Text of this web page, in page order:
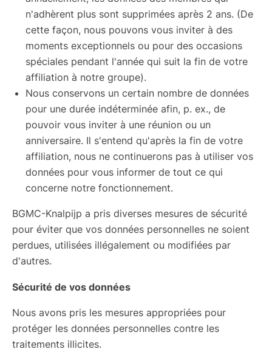
n'adhèrent plus sont supprimées après 2 ans. (De
cette façon, nous pouvons vous inviter à des
moments exceptionnels ou pour des occasions
spéciales pendant l'année qui suit la fin de votre
affiliation à notre groupe).
Nous conservons un certain nombre de données
pour une durée indéterminée afin, p. ex., de
pouvoir vous inviter à une réunion ou un
anniversaire. Il s'entend qu'après la fin de votre
affiliation, nous ne continuerons pas à utiliser vos
données pour vous informer de tout ce qui
concerne notre fonctionnement.
BGMC-Knalpijp a pris diverses mesures de sécurité
pour éviter que vos données personnelles ne soient
perdues, utilisées illégalement ou modifiées par
d'autres.
Sécurité de vos données
Nous avons pris les mesures appropriées pour
protéger les données personnelles contre les
traitements illicites.